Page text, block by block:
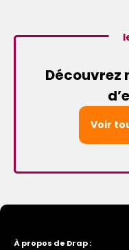
Découvrez
Voir
À propos de Drap :